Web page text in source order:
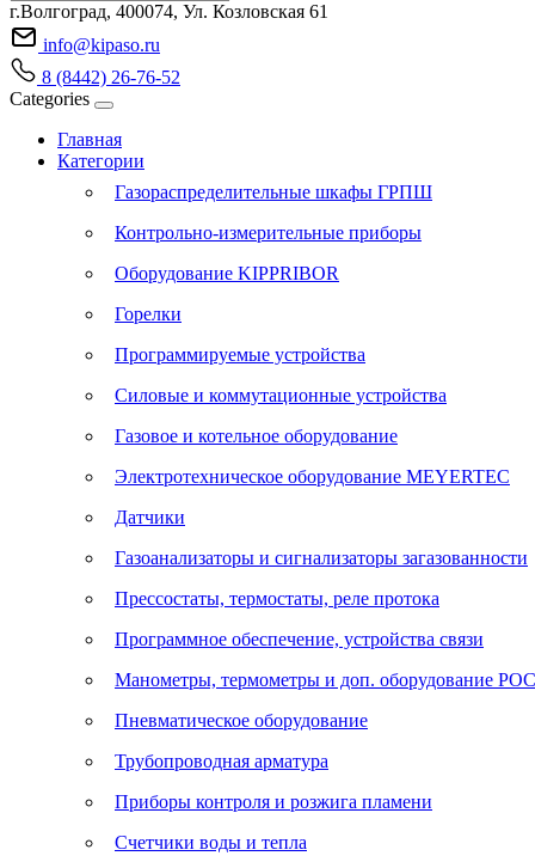
г.Волгоград, 400074, Ул. Козловская 61
info@kipaso.ru
8 (8442) 26-76-52
Categories
Главная
Категории
Газораспределительные шкафы ГРПШ
Контрольно-измерительные приборы
Оборудование KIPPRIBOR
Горелки
Программируемые устройства
Силовые и коммутационные устройства
Газовое и котельное оборудование
Электротехническое оборудование MEYERTEC
Датчики
Газоанализаторы и сигнализаторы загазованности
Прессостаты, термостаты, реле протока
Программное обеспечение, устройства связи
Манометры, термометры и доп. оборудование
Пневматическое оборудование
Трубопроводная арматура
Приборы контроля и розжига пламени
Счетчики воды и тепла